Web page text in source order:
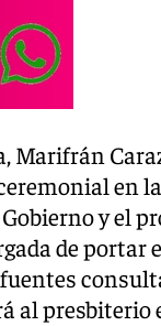
Marifrán
y el
de
al